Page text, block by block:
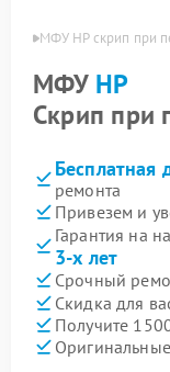
МФУ HP скрип при
МФУ HP
Скрип при
Бесплатная
ремонта
Привезем и
Гарантия на
3-х лет
Срочный
Скидка для
Получите